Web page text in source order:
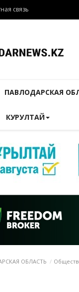
связь
ПАВЛОДАРСКАЯ
КУРУЛТАЙ
ОБЛАСТЬ